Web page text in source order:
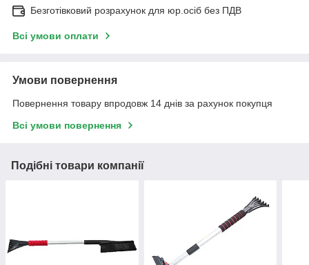
Безготівковий розрахунок для юр.осіб без ПДВ
Всі умови оплати
Умови повернення
Повернення товару впродовж 14 днів за рахунок покупця
Всі умови повернення
Подібні товари компанії